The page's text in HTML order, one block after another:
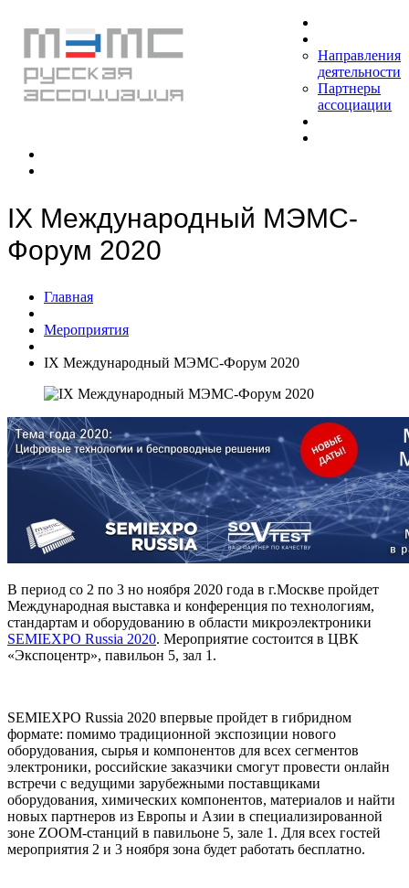
Направления
деятельности
Партнеры
ассоциации
IX Международный МЭМС-
Форум 2020
Главная
Мероприятия
IX Международный МЭМС-Форум 2020
В период со 2 по 3 но ноября 2020 года в г.Москве пройдет
Международная выставка и конференция по технологиям,
стандартам и оборудованию в области микроэлектроники
SEMIEXPO Russia 2020. Мероприятие состоится в ЦВК
«Экспоцентр», павильон 5, зал 1.
SEMIEXPO Russia 2020 впервые пройдет в гибридном
формате: помимо традиционной экспозиции нового
оборудования, сырья и компонентов для всех сегментов
электроники, российские заказчики смогут провести онлайн
встречи с ведущими зарубежными поставщиками
оборудования, химических компонентов, материалов и найти
новых партнеров из Европы и Азии в специализированной
зоне ZOOM-станций в павильоне 5, зале 1. Для всех гостей
мероприятия 2 и 3 ноября зона будет работать бесплатно.